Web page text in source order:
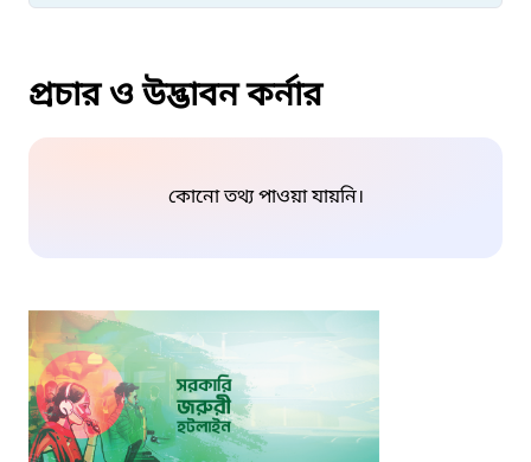
প্রচার ও উদ্ভাবন কর্নার
কোনো তথ্য পাওয়া যায়নি।